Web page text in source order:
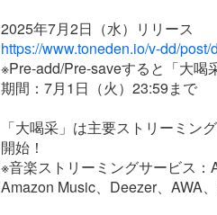
2025年7月2日（水）リリース
https://www.toneden.io/v-dd/
※Pre-add/Pre-saveすると「大喝
期間：7月1日（火）23:59まで
「大喝采」は主要ストリーミン
開始！
※音楽ストリーミングサービス：
Amazon Music、Deezer、AWA